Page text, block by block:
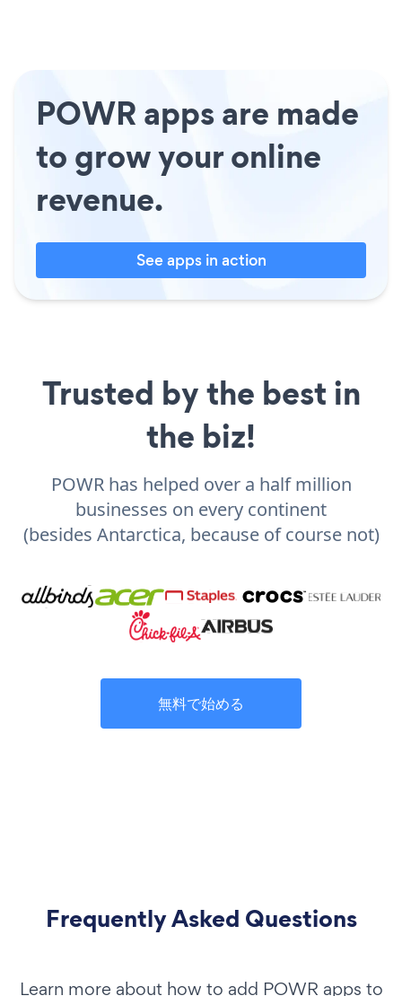
POWR apps are made
to grow your online
revenue.
See apps in action
Trusted by the best in
the biz!
POWR has helped over a half million
businesses on every continent
(besides Antarctica, because of course not)
無料で始める
Frequently Asked Questions
Learn more about how to add POWR apps to